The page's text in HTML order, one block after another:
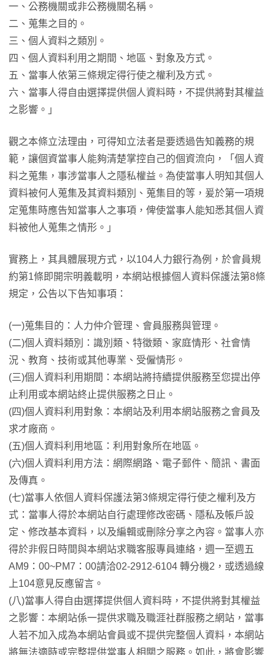
一、公務機關或非公務機關名稱。
二、蒐集之目的。
三、個人資料之類別。
四、個人資料利用之期間、地區、對象及方式。
五、當事人依第三條規定得行使之權利及方式。
六、當事人得自由選擇提供個人資料時，不提供將對其權益
之影響。」
觀之本條立法理由，可得知立法者是要透過告知義務的規
範，讓個資當事人能夠清楚掌控自己的個資流向，「個人資
料之蒐集，事涉當事人之隱私權益。為使當事人明知其個人
資料被何人蒐集及其資料類別、蒐集目的等，爰於第一項規
定蒐集時應告知當事人之事項，俾使當事人能知悉其個人資
料被他人蒐集之情形。」
實務上，其具體展現方式，以104人力銀行為例，於會員規
約第1條即開宗明義載明，本網站根據個人資料保護法第8條
規定，公告以下告知事項：
(一)蒐集目的：人力仲介管理、會員服務與管理。
(二)個人資料類別：識別類、特徵類、家庭情形、社會情
況、教育、技術或其他專業、受僱情形。
(三)個人資料利用期間：本網站將持續提供服務至您提出停
止利用或本網站終止提供服務之日止。
(四)個人資料利用對象：本網站及利用本網站服務之會員及
求才廠商。
(五)個人資料利用地區：利用對象所在地區。
(六)個人資料利用方法：網際網路、電子郵件、簡訊、書面
及傳真。
(七)當事人依個人資料保護法第3條規定得行使之權利及方
式：當事人得於本網站自行處理修改密碼、隱私及帳戶設
定、修改基本資料，以及編輯或刪除分享之內容。當事人亦
得於非假日時間與本網站求職客服專員連絡，週一至週五
AM9：00~PM7：00請洽02-2912-6104 轉分機2，或透過線
上104意見反應留言。
(八)當事人得自由選擇提供個人資料時，不提供將對其權益
之影響：本網站係一提供求職及職涯社群服務之網站，當事
人若不加入成為本網站會員或不提供完整個人資料，本網站
將無法適時或完整提供當事人相關之服務。如此，將會影響